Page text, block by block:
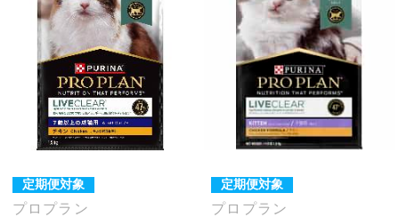
定期便対象
プロプラン
定期便対象
プロプラン